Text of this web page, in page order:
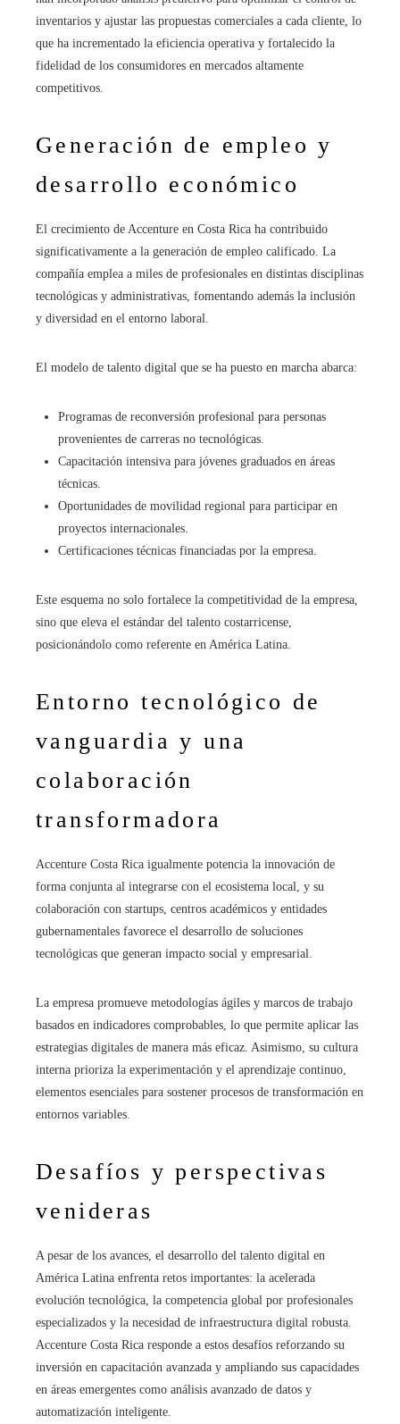
inventarios y ajustar las propuestas comerciales a cada cliente, lo
que ha incrementado la eficiencia operativa y fortalecido la
fidelidad de los consumidores en mercados altamente
competitivos.
Generación de empleo y
desarrollo económico
El crecimiento de Accenture en Costa Rica ha contribuido
significativamente a la generación de empleo calificado. La
compañía emplea a miles de profesionales en distintas disciplinas
tecnológicas y administrativas, fomentando además la inclusión
y diversidad en el entorno laboral.
El modelo de talento digital que se ha puesto en marcha abarca:
Programas de reconversión profesional para personas
provenientes de carreras no tecnológicas.
Capacitación intensiva para jóvenes graduados en áreas
técnicas.
Oportunidades de movilidad regional para participar en
proyectos internacionales.
Certificaciones técnicas financiadas por la empresa.
Este esquema no solo fortalece la competitividad de la empresa,
sino que eleva el estándar del talento costarricense,
posicionándolo como referente en América Latina.
Entorno tecnológico de
vanguardia y una
colaboración
transformadora
Accenture Costa Rica igualmente potencia la innovación de
forma conjunta al integrarse con el ecosistema local, y su
colaboración con startups, centros académicos y entidades
gubernamentales favorece el desarrollo de soluciones
tecnológicas que generan impacto social y empresarial.
La empresa promueve metodologías ágiles y marcos de trabajo
basados en indicadores comprobables, lo que permite aplicar las
estrategias digitales de manera más eficaz. Asimismo, su cultura
interna prioriza la experimentación y el aprendizaje continuo,
elementos esenciales para sostener procesos de transformación en
entornos variables.
Desafíos y perspectivas
venideras
A pesar de los avances, el desarrollo del talento digital en
América Latina enfrenta retos importantes: la acelerada
evolución tecnológica, la competencia global por profesionales
especializados y la necesidad de infraestructura digital robusta.
Accenture Costa Rica responde a estos desafíos reforzando su
inversión en capacitación avanzada y ampliando sus capacidades
en áreas emergentes como análisis avanzado de datos y
automatización inteligente.